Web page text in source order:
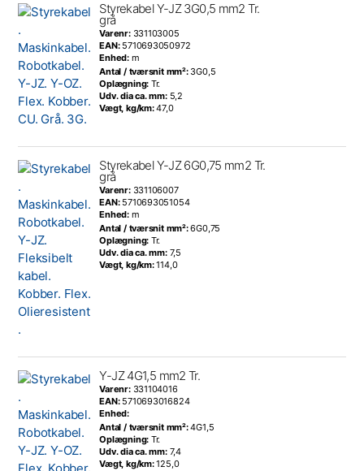
Styrekabel Y-JZ 3G0,5 mm2 Tr.
grå
Varenr: 331103005
EAN: 5710693050972
Enhed: m
Antal / tværsnit mm²: 3G0,5
Oplægning: Tr.
Udv. dia ca. mm: 5,2
Vægt, kg/km:47,0
Styrekabel Y-JZ 6G0,75 mm2 Tr.
grå
Varenr: 331106007
EAN: 5710693051054
Enhed: m
Antal / tværsnit mm²:6G0,75
Oplægning: Tr.
Udv. dia ca. mm: 7,5
Vægt, kg/km:114,0
Y-JZ 4G1,5 mm2 Tr.
Varenr: 331104016
EAN: 5710693016824
Enhed:
Antal / tværsnit mm²:4G1,5
Oplægning: Tr.
Udv. dia ca. mm: 7,4
Vægt, kg/km:125,0